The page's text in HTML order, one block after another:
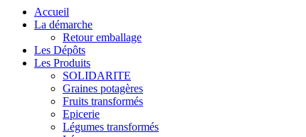
Accueil
La démarche
Retour emballage
Les Dépôts
Les Produits
SOLIDARITE
Graines potagères
Fruits transformés
Epicerie
Légumes transformés